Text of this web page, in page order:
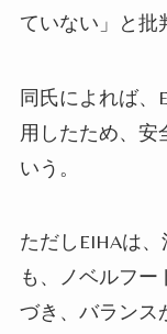
ていない」と批
同氏によれば、
用したため、安
いう。
ただしEIHAは
も、ノベルフ
づき、バランス